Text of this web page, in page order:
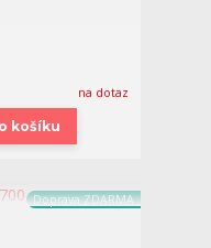
na dotaz
košíku
Doprava ZDARMA